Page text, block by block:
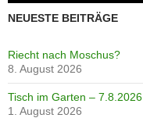
NEUESTE BEITRÄGE
Riecht nach Moschus?
8. August 2026
Tisch im Garten – 7.8.2026
1. August 2026